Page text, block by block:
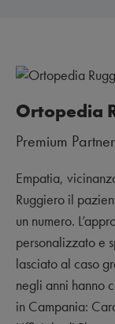
Ortopedia
Premium Partner
Empatia,
Ruggiero il
un numero.
personalizzato e
lasciato al caso
negli anni hanno
in Campania: